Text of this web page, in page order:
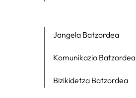
Jangela Batzordea
Komunikazio Batzordea
Bizikidetza Batzordea